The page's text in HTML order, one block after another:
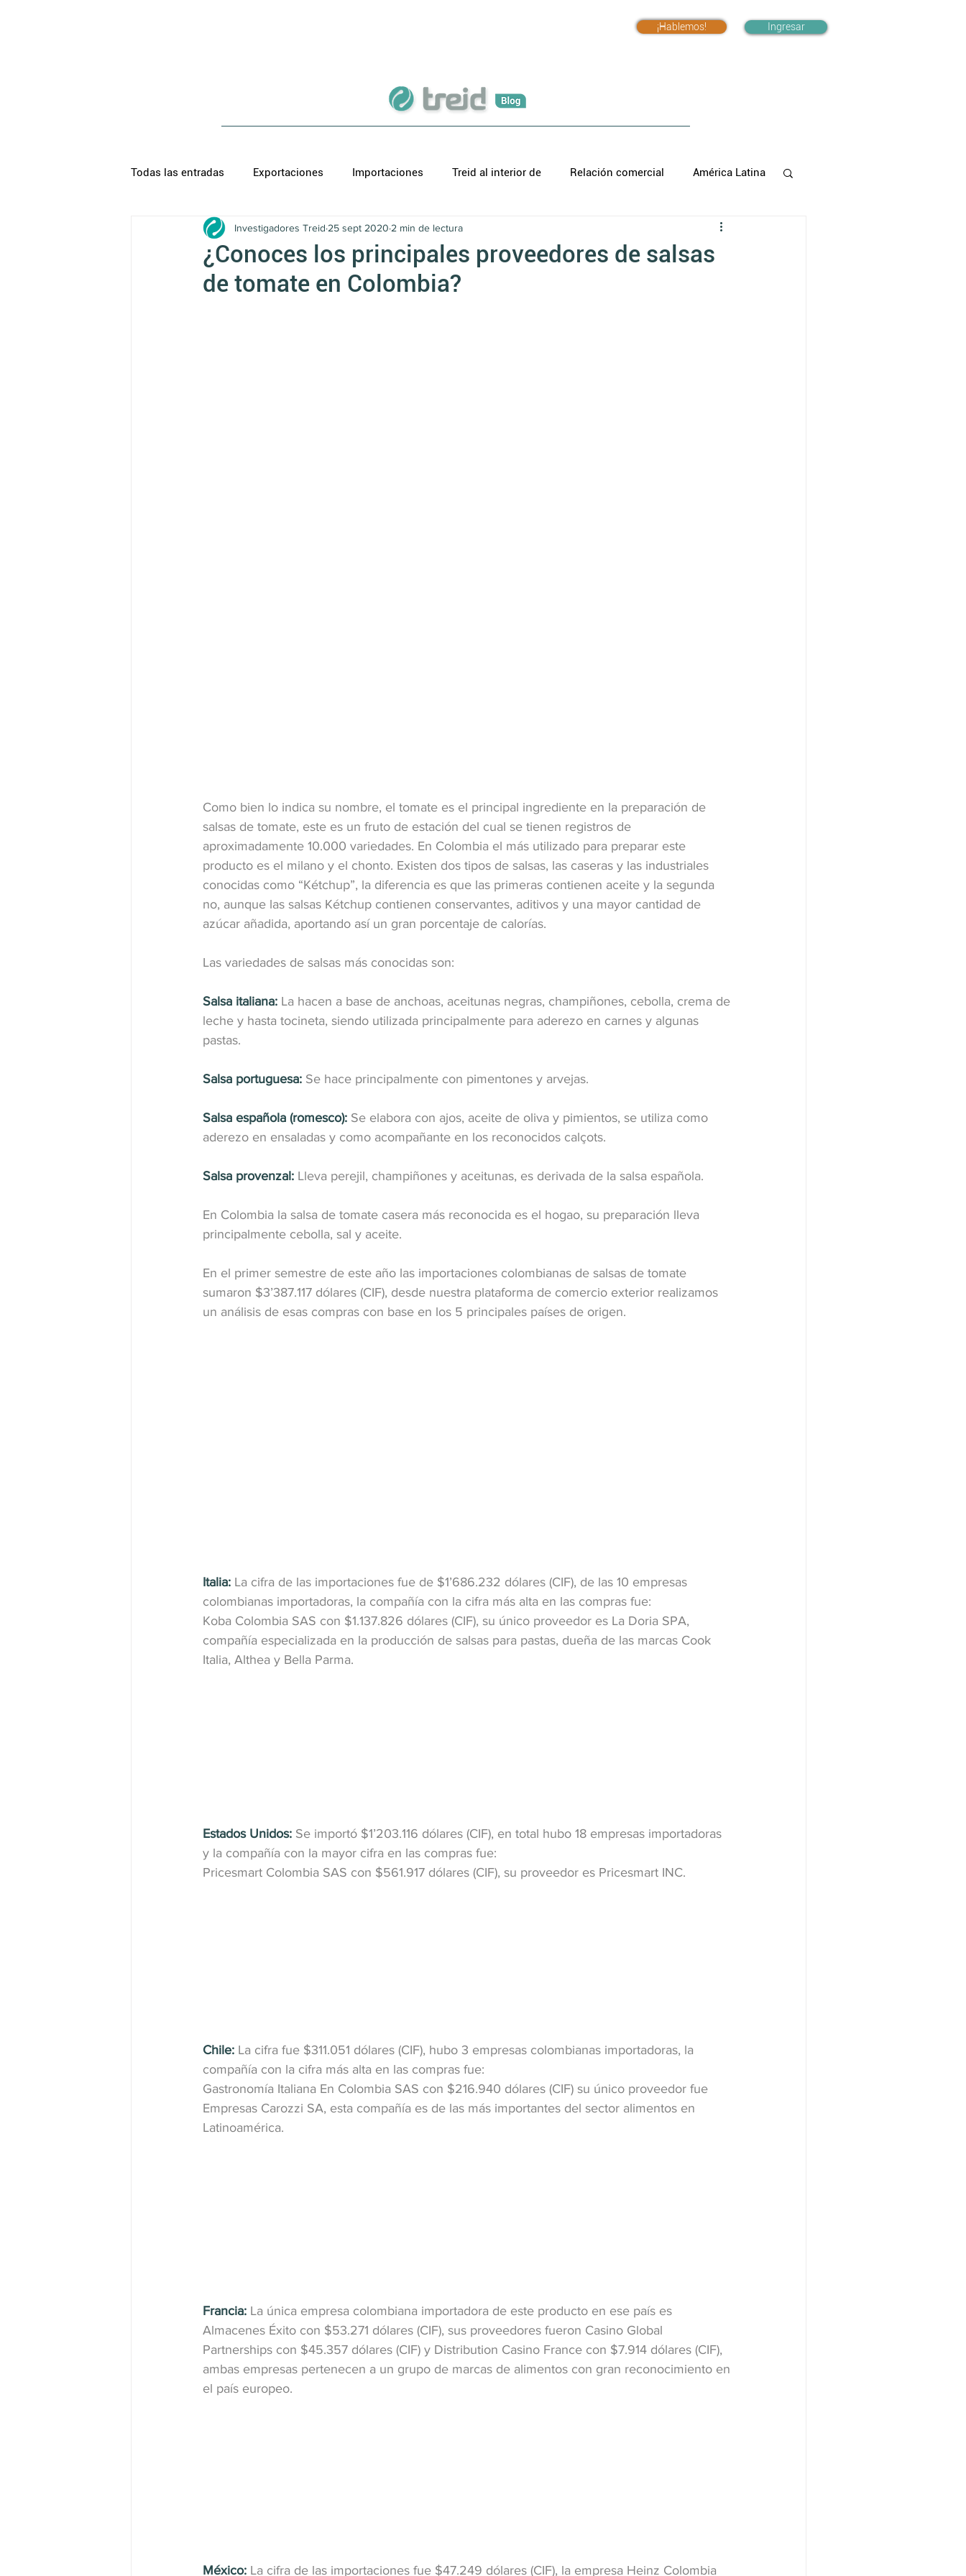
¡Hablemos! Ingresar
Todas las entradas Exportaciones Importaciones Treid al interior de Relación comercial América Latina
¿Conoces los principales proveedores de salsas
de tomate en Colombia?
Investigadores Treid 25 sept 2020 2 min de lectura
Como bien lo indica su nombre, el tomate es el principal ingrediente en la preparación de
salsas de tomate, este es un fruto de estación del cual se tienen registros de
aproximadamente 10.000 variedades. En Colombia el más utilizado para preparar este
producto es el milano y el chonto. Existen dos tipos de salsas, las caseras y las industriales
conocidas como “Kétchup”, la diferencia es que las primeras contienen aceite y la segunda
no, aunque las salsas Kétchup contienen conservantes, aditivos y una mayor cantidad de
azúcar añadida, aportando así un gran porcentaje de calorías.
Las variedades de salsas más conocidas son:
Salsa italiana: La hacen a base de anchoas, aceitunas negras, champiñones, cebolla, crema de
leche y hasta tocineta, siendo utilizada principalmente para aderezo en carnes y algunas
pastas.
Salsa portuguesa: Se hace principalmente con pimentones y arvejas.
Salsa española (romesco): Se elabora con ajos, aceite de oliva y pimientos, se utiliza como
aderezo en ensaladas y como acompañante en los reconocidos calçots.
Salsa provenzal: Lleva perejil, champiñones y aceitunas, es derivada de la salsa española.
En Colombia la salsa de tomate casera más reconocida es el hogao, su preparación lleva
principalmente cebolla, sal y aceite.
En el primer semestre de este año las importaciones colombianas de salsas de tomate
sumaron $3’387.117 dólares (CIF), desde nuestra plataforma de comercio exterior realizamos
un análisis de esas compras con base en los 5 principales países de origen.
Italia: La cifra de las importaciones fue de $1’686.232 dólares (CIF), de las 10 empresas
colombianas importadoras, la compañía con la cifra más alta en las compras fue:
Koba Colombia SAS con $1.137.826 dólares (CIF), su único proveedor es La Doria SPA,
compañía especializada en la producción de salsas para pastas, dueña de las marcas Cook
Italia, Althea y Bella Parma.
Estados Unidos: Se importó $1’203.116 dólares (CIF), en total hubo 18 empresas importadoras
y la compañía con la mayor cifra en las compras fue:
Pricesmart Colombia SAS con $561.917 dólares (CIF), su proveedor es Pricesmart INC.
Chile: La cifra fue $311.051 dólares (CIF), hubo 3 empresas colombianas importadoras, la
compañía con la cifra más alta en las compras fue:
Gastronomía Italiana En Colombia SAS con $216.940 dólares (CIF) su único proveedor fue
Empresas Carozzi SA, esta compañía es de las más importantes del sector alimentos en
Latinoamérica.
Francia: La única empresa colombiana importadora de este producto en ese país es
Almacenes Éxito con $53.271 dólares (CIF), sus proveedores fueron Casino Global
Partnerships con $45.357 dólares (CIF) y Distribution Casino France con $7.914 dólares (CIF),
ambas empresas pertenecen a un grupo de marcas de alimentos con gran reconocimiento en
el país europeo.
México: La cifra de las importaciones fue $47.249 dólares (CIF), la empresa Heinz Colombia